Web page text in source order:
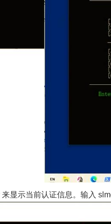
显示当前认证信息。输入